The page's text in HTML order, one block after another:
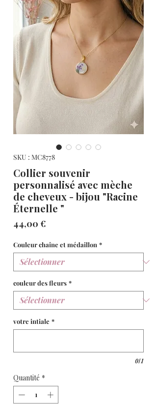
SKU : MC8778
Collier souvenir
personnalisé avec mèche
de cheveux - bijou "Racine
Éternelle "
44,00 €
Couleur chaîne et médaillon *
couleur des fleurs *
votre intiale *
0/1
Quantité *